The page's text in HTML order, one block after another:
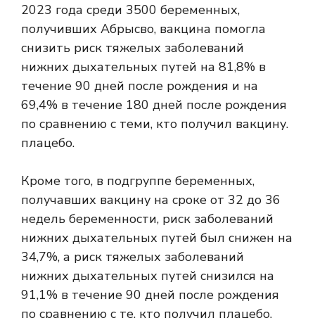
2023 года среди 3500 беременных,
получивших Абрысво, вакцина помогла
снизить риск тяжелых заболеваний
нижних дыхательных путей на 81,8% в
течение 90 дней после рождения и на
69,4% в течение 180 дней после рождения
по сравнению с теми, кто получил вакцину.
плацебо.
Кроме того, в подгруппе беременных,
получавших вакцину на сроке от 32 до 36
недель беременности, риск заболеваний
нижних дыхательных путей был снижен на
34,7%, а риск тяжелых заболеваний
нижних дыхательных путей снизился на
91,1% в течение 90 дней после рождения
по сравнению с те, кто получил плацебо.